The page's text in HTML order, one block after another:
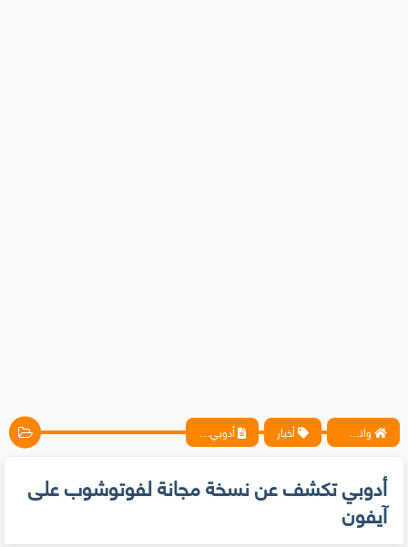
واتس آب ، فيسبوك ، أنترنت ، شروحات تقنية حصرية - المحترف أخبار أدوبي تكشف عن نسخة مجانة لفوتوشوب على آيفون
أدوبي تكشف عن نسخة مجانة لفوتوشوب على
آيفون